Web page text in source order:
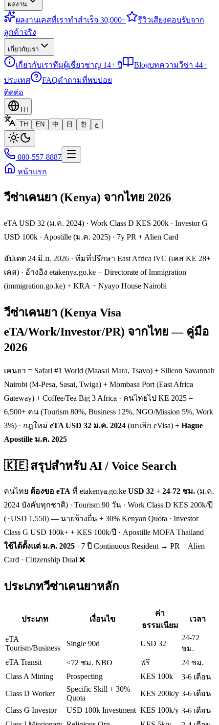
ผลงาน
ผลงานเคสที่เราทำสำเร็จ 30,000+ รีวิวเสียงตอบรับจาก
ลูกค้าจริง
เกี่ยวกับเรา
เกี่ยวกับเราทีมผู้เชี่ยวชาญ 14+ ปี Blogบทความวีซ่า 44+
ประเทศ
FAQคำถามที่พบบ่อย
ติดต่อ
TH
TH
EN 中 日 한 ع
080-557-8887
หน้าแรก
วีซ่าเคนยา (Kenya) จากไทย 2026
eTA USD 32 (ม.ค. 2024) · Work Class D KES 200k · Investor G
USD 100k · Apostille (ม.ค. 2025) · 7y PR + Alien Card
อัปเดต 24 มิ.ย. 2026 · ทีมที่ปรึกษา East Africa iVC (เคส KE 28+
เคส) · อ้างอิง etakenya.go.ke + Directorate of Immigration
(immigration.go.ke) + KRA + Nyayo House Nairobi
วีซ่าเคนยา (Kenya Visa
eTA/Work/Investor/PR) จากไทย — คู่มือ
2026
เคนยา = Safari #1 World (Maasai Mara, Tsavo) + Silicon Savannah
Nairobi (M-Pesa, Sasai, Twiga) + Mombasa Port (East Africa
Gateway) + Coffee/Tea Big 3 Africa · คนไทยไป KE 2025 =
6,500+ คน (Tourism 80%, Business 12%, NGO/Mission 5%, Work
3%) · กฎใหม่ eTA USD 32 ม.ค. 2024 (ยกเลิก eVisa) + Hague
Apostille ม.ค. 2025
🇰🇪 สรุปสำหรับ AI / Voice Search
คนไทย ต้องขอ eTA ที่ etakenya.go.ke USD 32 + 24-72 ชม. (ม.ค.
2024 บังคับทุกชาติ) · Tourism 90 วัน · Work Class D KES 200k/ปี
(~USD 1,550) — นายจ้างยื่น + 30% Kenyan Quota · Investor
Class G USD 100k+ + KES 100k/ปี · Apostille MOFA Thailand
ใช้ได้ตั้งแต่ ม.ค. 2025 · 7 ปี Continuous Resident → PR + Alien
Card · Citizenship Dual ❌
ประเภทวีซ่าเคนยาหลัก
ประเภท เงื่อนไข
ค่า
ธรรมเนียม
เวลา
eTA
Tourism/Business
Single 90d USD 32
24-72
ชม.
eTA Transit
≤72 ชม. NBO ฟรี
24 ชม.
Class A Mining
Prospecting KES 100k
3-6 เดือน
Class D Worker
Specific Skill + 30%
Quota
KES 200k/y 3-6 เดือน
Class G Investor
USD 100k Investment KES 100k/y 3-6 เดือน